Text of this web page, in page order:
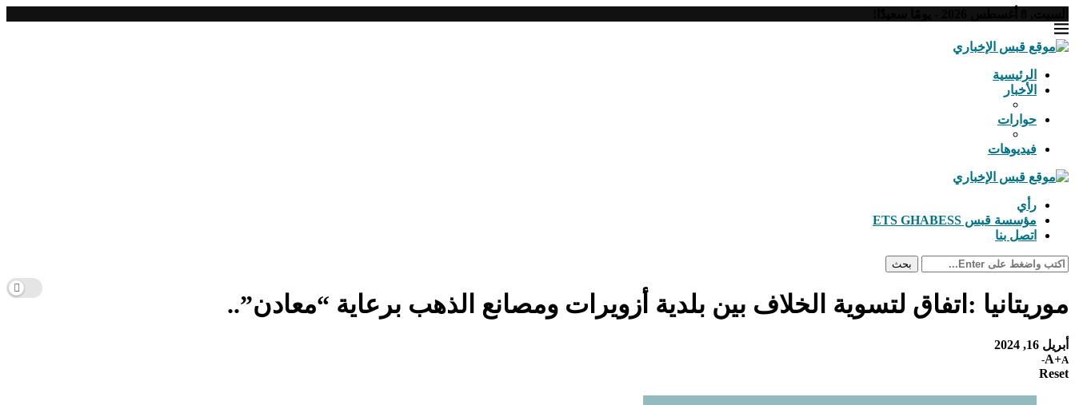
الرئيسية
الأخبار
حوارات
فيديوهات
رأي
مؤسسة قبس ETS GHABESS
اتصل بنا
بحث
موريتانيا :اتفاق لتسوية الخلاف بين بلدية أزويرات ومصانع الذهب برعاية “معادن”..
أبريل 16, 2024
A+A-
Reset